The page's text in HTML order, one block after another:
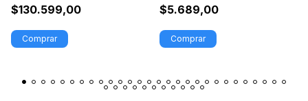
$130.599,00 $5.689,00
Comprar